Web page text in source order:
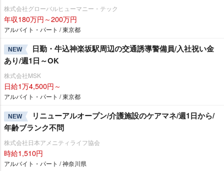
株式会社グローバルヒューマニー・テック
年収180万円～200万円
アルバイト・パート / 東京都
NEW
日勤・牛込神楽坂駅周辺の交通誘導警備員/入社祝い金
あり/週1日～OK
株式会社MSK
日給1万4,500円～
アルバイト・パート / 東京都
NEW
リニューアルオープン/介護施設のケアマネ/週1日から/
年齢ブランク不問
株式会社日本アメニティライフ協会
時給1,510円
アルバイト・パート / 神奈川県